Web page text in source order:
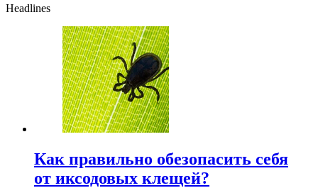
Headlines
Как правильно обезопасить себя
от иксодовых клещей?